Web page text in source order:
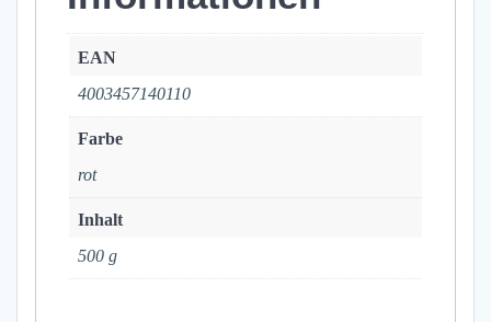
EAN
4003457140110
Farbe
rot
Inhalt
500 g